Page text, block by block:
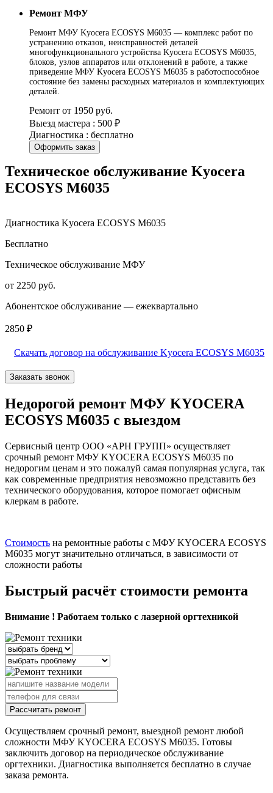
Ремонт МФУ
Ремонт МФУ Kyocera ECOSYS M6035 — комплекс работ по
устранению отказов, неисправностей деталей
многофункционального устройства Kyocera ECOSYS M6035,
блоков, узлов аппаратов или отклонений в работе, а также
приведение МФУ Kyocera ECOSYS M6035 в работоспособное
состояние без замены расходных материалов и комплектующих
деталей.
Ремонт от 1950 руб.
Выезд мастера : 500 ₽
Диагностика : бесплатно
Оформить заказ
Техническое обслуживание Kyocera
ECOSYS M6035
Диагностика Kyocera ECOSYS M6035
Бесплатно
Техническое обслуживание МФУ
от 2250 руб.
Абонентское обслуживание — ежеквартально
2850 ₽
Скачать договор на обслуживание Kyocera ECOSYS M6035
Заказать звонок
Недорогой ремонт МФУ KYOCERA
ECOSYS M6035 с выездом
Сервисный центр ООО «АРН ГРУПП» осуществляет
срочный ремонт МФУ KYOCERA ECOSYS M6035 по
недорогим ценам и это пожалуй самая популярная услуга, так
как современные предприятия невозможно представить без
технического оборудования, которое помогает офисным
клеркам в работе.
Стоимость на ремонтные работы с МФУ KYOCERA ECOSYS
M6035 могут значительно отличаться, в зависимости от
сложности работы
Быстрый расчёт стоимости ремонта
Внимание ! Работаем только с лазерной оргтехникой
Рассчитать ремонт
Осуществляем срочный ремонт, выездной ремонт любой
сложности МФУ KYOCERA ECOSYS M6035. Готовы
заключить договор на периодическое обслуживание
оргтехники. Диагностика выполняется бесплатно в случае
заказа ремонта.